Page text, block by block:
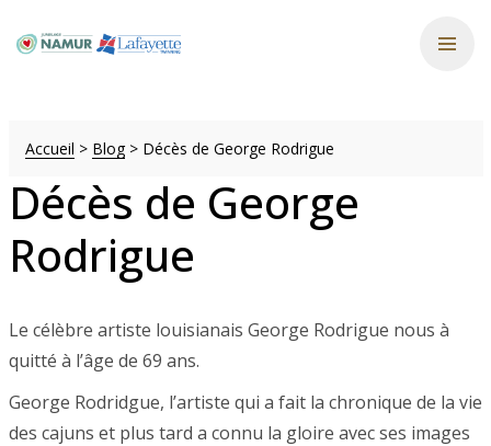
Accueil > Blog> Décès de George Rodrigue
Décès de George
Rodrigue
Le célèbre artiste louisianais George Rodrigue nous à
quitté à l’âge de 69 ans.
George Rodridgue, l’artiste qui a fait la chronique de la vie
des cajuns et plus tard a connu la gloire avec ses images